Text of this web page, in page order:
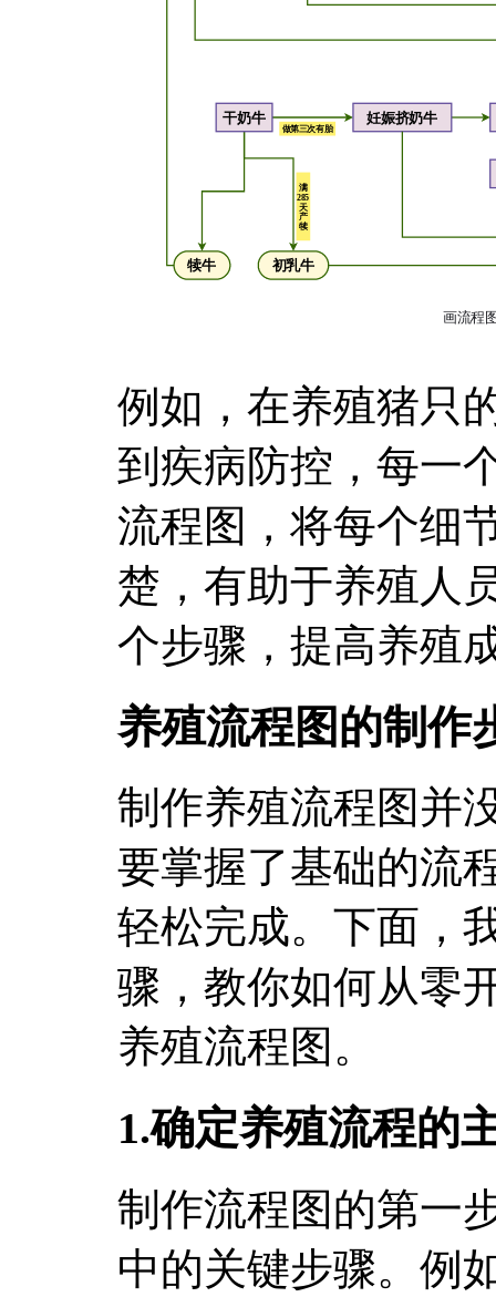
例如，在养殖猪只
到疾病防控，每一
流程图，将每个细
楚，有助于养殖人
个步骤，提高养殖
养殖流程图的制作
制作养殖流程图并
要掌握了基础的流
轻松完成。下面，
骤，教你如何从零
养殖流程图。
1.确定养殖流程的
制作流程图的第一
中的关键步骤。例